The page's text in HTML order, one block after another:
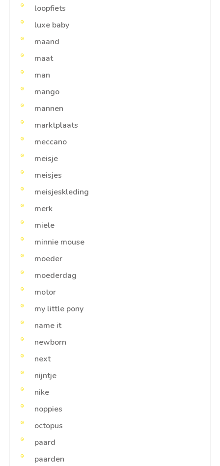
loopfiets
luxe baby
maand
maat
man
mango
mannen
marktplaats
meccano
meisje
meisjes
meisjeskleding
merk
miele
minnie mouse
moeder
moederdag
motor
my little pony
name it
newborn
next
nijntje
nike
noppies
octopus
paard
paarden